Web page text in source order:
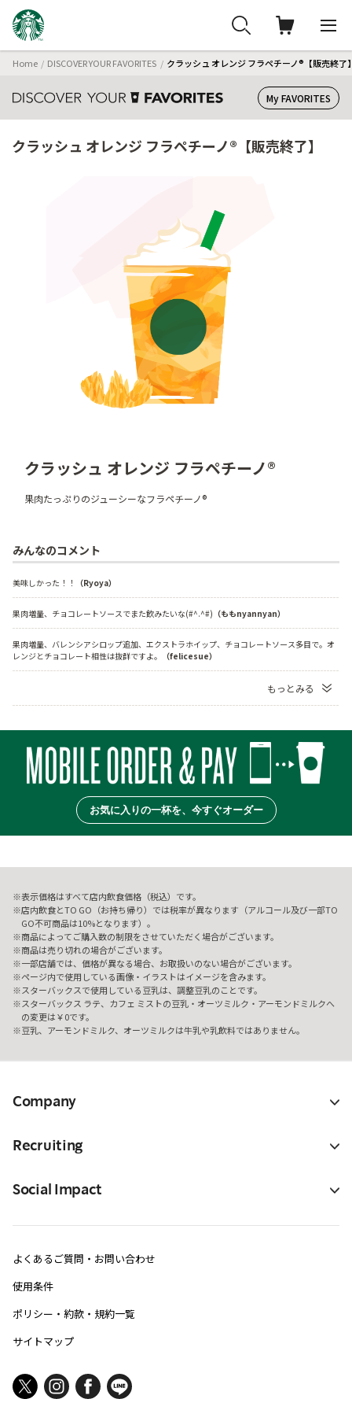
Home DISCOVER YOUR FAVORITES クラッシュ オレンジ フラペチーノ®【販売終了
My FAVORITES
クラッシュ オレンジ フラペチーノ®【販売終了】
クラッシュ オレンジ フラペチーノ®
果肉たっぷりのジューシーなフラペチーノ®
みんなのコメント
美味しかった！！ （Ryoya）
果肉増量、チョコレートソースでまた飲みたいな(#^.^#) （ももnyannyan）
果肉増量、バレンシアシロップ追加、エクストラホイップ、チョコレートソース多目で。オ
レンジとチョコレート相性は抜群ですよ。
（felicesue）
もっとみる
お気に入りの一杯を、今すぐオーダー
表示価格はすべて店内飲食価格（税込）です。
店内飲食とTO GO（お持ち帰り）では税率が異なります（アルコール及び一部TO
GO不可商品は10%となります）。
商品によってご購入数の制限をさせていただく場合がございます。
商品は売り切れの場合がございます。
一部店舗では、価格が異なる場合、お取扱いのない場合がございます。
ページ内で使用している画像・イラストはイメージを含みます。
スターバックスで使用している豆乳は、調整豆乳のことです。
スターバックス ラテ、カフェ ミストの豆乳・オーツミルク・アーモンドミルクへ
の変更は￥0です。
豆乳、アーモンドミルク、オーツミルクは牛乳や乳飲料ではありません。
Company
Recruiting
Social Impact
よくあるご質問・お問い合わせ
使用条件
ポリシー・約款・規約一覧
サイトマップ